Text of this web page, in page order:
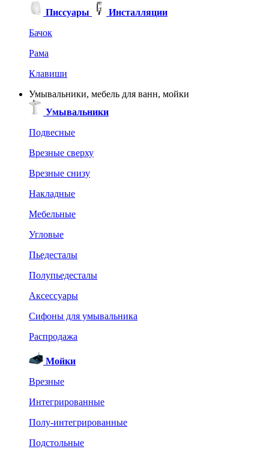
Писсуары
Инсталляции
Бачок
Рама
Клавиши
Умывальники, мебель для ванн, мойки
Умывальники
Подвесные
Врезные сверху
Врезные снизу
Накладные
Мебельные
Угловые
Пьедесталы
Полупьедесталы
Аксессуары
Сифоны для умывальника
Распродажа
Мойки
Врезные
Интегрированные
Полу-интегрированные
Подстольные